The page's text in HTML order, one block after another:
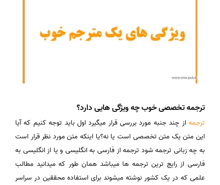
ترجمه تخصصی خوب چه ویژگی هایی دارد؟
ترجمه از چند جنبه مورد بررسی قرار میگیرد اول باید توجه کنیم که آیا
این متن یک متن تخصصی است یا نه؟یا اینکه متن مورد نظر قرار است
به چه زبانی ترجمه شود ترجمه از فارسی به انگلیسی و یا از انگلیسی به
فارسی از رایج ترین ترجمه ها میباشد همان طور که میدانید مطالب
علمی که در یک کشور نوشته میشوند برای استفاده محققین در سراسر